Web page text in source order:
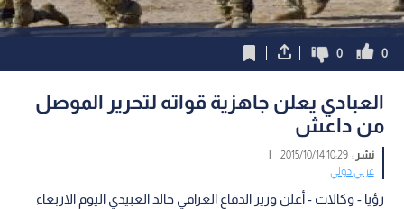
0
0
العبادي يعلن جاهزية قواته لتحرير الموصل
من داعش
نشر :10:29 2015/10/14
|
عربي دولي
رؤيا - وكالات - أعلن وزير الدفاع العراقي خالد العبيدي اليوم الاربعاء